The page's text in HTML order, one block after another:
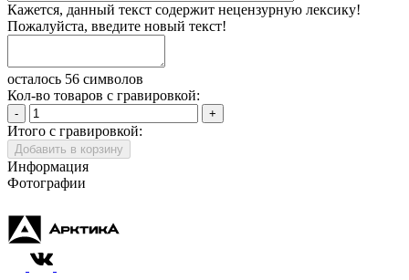
Кажется, данный текст содержит нецензурную лексику!
Пожалуйста, введите новый текст!
осталось 56 символов
Кол-во товаров с гравировкой:
- +
Итого с гравировкой:
Добавить в корзину
Информация
Фотографии